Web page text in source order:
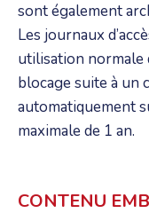
sont également
Les journaux
utilisation normale
blocage suite à un
automatiquement
maximale de 1 an.
CONTENU